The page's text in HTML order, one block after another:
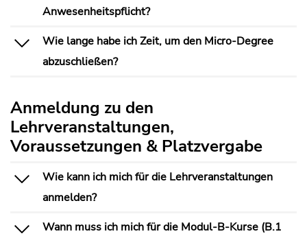
Anwesenheitspflicht?
Wie lange habe ich Zeit, um den Micro-Degree
abzuschließen?
Anmeldung zu den
Lehrveranstaltungen,
Voraussetzungen & Platzvergabe
Wie kann ich mich für die Lehrveranstaltungen
anmelden?
Wann muss ich mich für die Modul-B-Kurse (B.1